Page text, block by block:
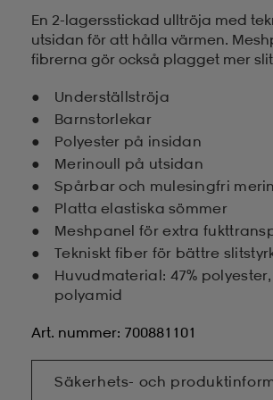
En 2-lagersstickad ulltröja med
utsidan för att hålla värmen.
fibrerna gör också plagget mer
Underställströja
Barnstorlekar
Polyester på insidan
Merinoull på utsidan
Spårbar och mulesingfri
Platta elastiska sömmer
Meshpanel för extra
Tekniskt fiber för bättre
Huvudmaterial: 47%
polyamid
Art. nummer: 700881101
Säkerhets- och